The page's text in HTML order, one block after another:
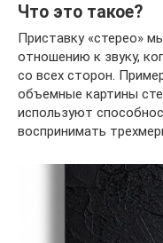
Что это такое?
Приставку «стерео»
отношению к звуку,
со всех сторон.
объемные картины
используют
воспринимать